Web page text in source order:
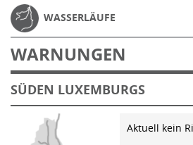
WASSERLÄUFE
WARNUNGEN
SÜDEN LUXEMBURGS
Aktuell kein